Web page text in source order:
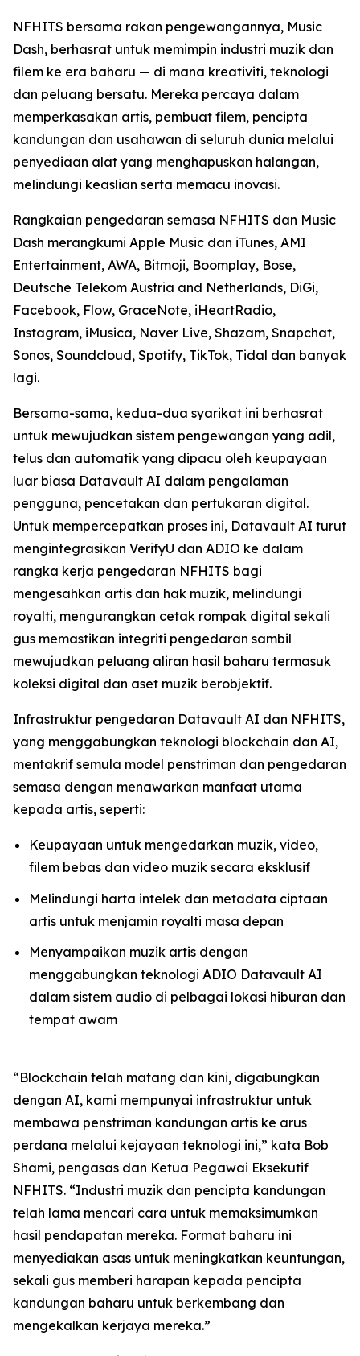
NFHITS bersama rakan pengewangannya, Music
Dash, berhasrat untuk memimpin industri muzik dan
filem ke era baharu — di mana kreativiti, teknologi
dan peluang bersatu. Mereka percaya dalam
memperkasakan artis, pembuat filem, pencipta
kandungan dan usahawan di seluruh dunia melalui
penyediaan alat yang menghapuskan halangan,
melindungi keaslian serta memacu inovasi.
Rangkaian pengedaran semasa NFHITS dan Music
Dash merangkumi Apple Music dan iTunes, AMI
Entertainment, AWA, Bitmoji, Boomplay, Bose,
Deutsche Telekom Austria and Netherlands, DiGi,
Facebook, Flow, GraceNote, iHeartRadio,
Instagram, iMusica, Naver Live, Shazam, Snapchat,
Sonos, Soundcloud, Spotify, TikTok, Tidal dan banyak
lagi.
Bersama-sama, kedua-dua syarikat ini berhasrat
untuk mewujudkan sistem pengewangan yang adil,
telus dan automatik yang dipacu oleh keupayaan
luar biasa Datavault AI dalam pengalaman
pengguna, pencetakan dan pertukaran digital.
Untuk mempercepatkan proses ini, Datavault AI turut
mengintegrasikan VerifyU dan ADIO ke dalam
rangka kerja pengedaran NFHITS bagi
mengesahkan artis dan hak muzik, melindungi
royalti, mengurangkan cetak rompak digital sekali
gus memastikan integriti pengedaran sambil
mewujudkan peluang aliran hasil baharu termasuk
koleksi digital dan aset muzik berobjektif.
Infrastruktur pengedaran Datavault AI dan NFHITS,
yang menggabungkan teknologi blockchain dan AI,
mentakrif semula model penstriman dan pengedaran
semasa dengan menawarkan manfaat utama
kepada artis, seperti:
Keupayaan untuk mengedarkan muzik, video,
filem bebas dan video muzik secara eksklusif
Melindungi harta intelek dan metadata ciptaan
artis untuk menjamin royalti masa depan
Menyampaikan muzik artis dengan
menggabungkan teknologi ADIO Datavault AI
dalam sistem audio di pelbagai lokasi hiburan dan
tempat awam
“Blockchain telah matang dan kini, digabungkan
dengan AI, kami mempunyai infrastruktur untuk
membawa penstriman kandungan artis ke arus
perdana melalui kejayaan teknologi ini,” kata Bob
Shami, pengasas dan Ketua Pegawai Eksekutif
NFHITS. “Industri muzik dan pencipta kandungan
telah lama mencari cara untuk memaksimumkan
hasil pendapatan mereka. Format baharu ini
menyediakan asas untuk meningkatkan keuntungan,
sekali gus memberi harapan kepada pencipta
kandungan baharu untuk berkembang dan
mengekalkan kerjaya mereka.”